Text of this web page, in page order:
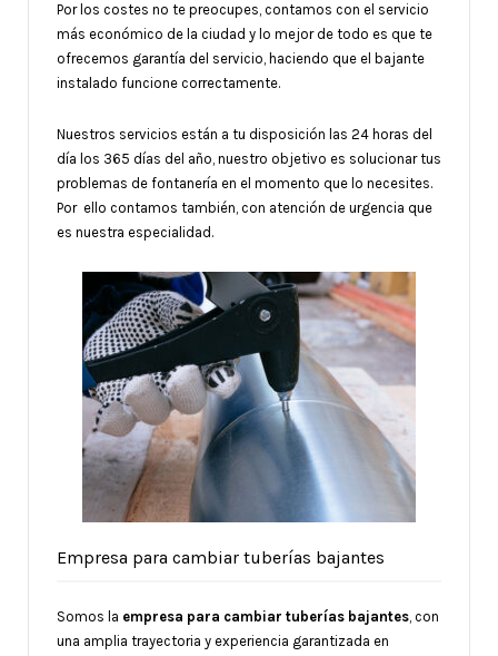
Por los costes no te preocupes, contamos con el servicio
más económico de la ciudad y lo mejor de todo es que te
ofrecemos garantía del servicio, haciendo que el bajante
instalado funcione correctamente.
Nuestros servicios están a tu disposición las 24 horas del
día los 365 días del año, nuestro objetivo es solucionar tus
problemas de fontanería en el momento que lo necesites.
Por ello contamos también, con atención de urgencia que
es nuestra especialidad.
Empresa para cambiar tuberías bajantes
Somos la empresa para cambiar tuberías bajantes, con
una amplia trayectoria y experiencia garantizada en